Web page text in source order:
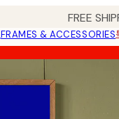
FREE
FRAMES & ACCESSORIES